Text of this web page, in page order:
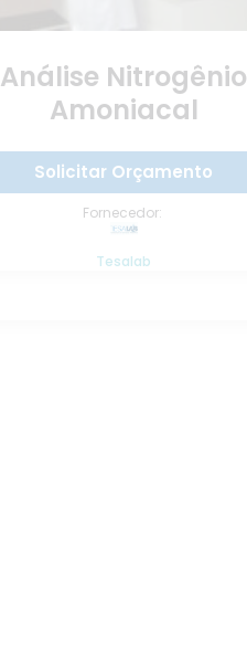
Análise Nitrogênio
Amoniacal
Solicitar Orçamento
Fornecedor:
Tesalab